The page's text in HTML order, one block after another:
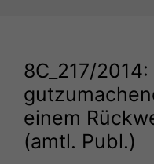
8C_217/
einem
(amtl. Publ.)